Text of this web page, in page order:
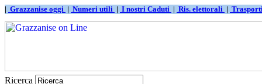
| Grazzanise oggi | Numeri utili | I nostri Caduti | Ris. elettorali |
Ricerca